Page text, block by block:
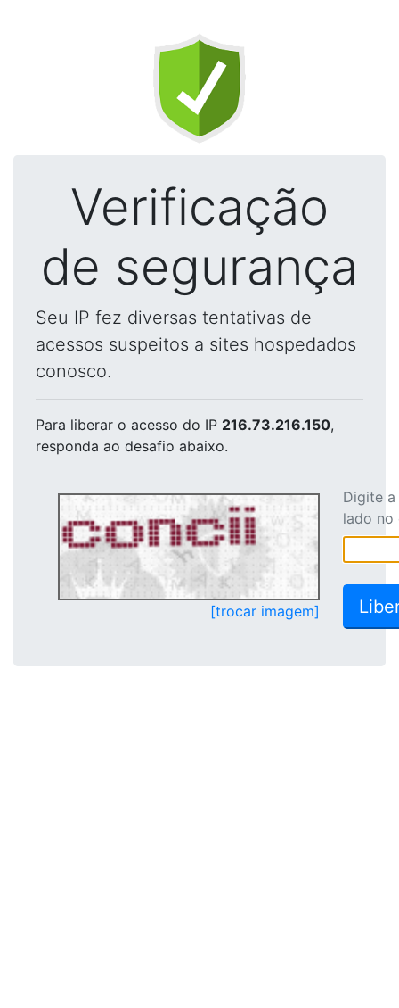
Verificação
de segurança
Seu IP fez diversas tentativas de
acessos suspeitos a sites hospedados
conosco.
Para liberar o acesso do IP 216.73.216.150,
responda ao desafio abaixo.
[trocar imagem]
Digite
lado no